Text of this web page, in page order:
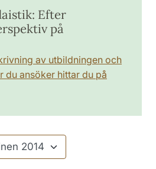
Efter
på
av utbildningen och
du ansöker hittar du på